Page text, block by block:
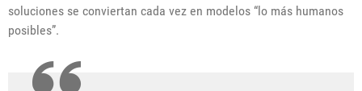
soluciones se conviertan cada vez en modelos “lo más humanos
posibles”.